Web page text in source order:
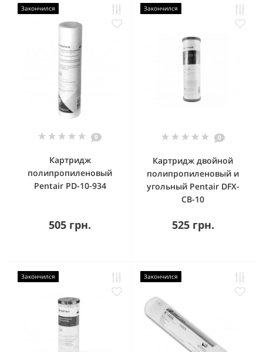
Закончился
0
Картридж
полипропиленовый
Pentair PD-10-934
505 грн.
Закончился
0
Картридж двойной
полипропиленовый и
угольный Pentair DFX-
CB-10
525 грн.
Закончился Закончился